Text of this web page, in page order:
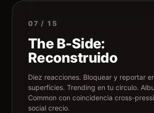
07 / 15
The B-Side:
Reconstruido
Diez reacciones. Bloquear y reportar
superficies. Trending en tu circulo.
Common con coincidencia cross-
social crecio.